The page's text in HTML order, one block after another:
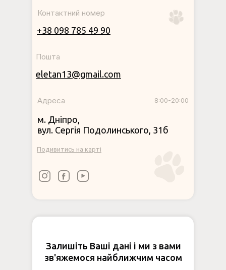
Залишіть Ваші дані і ми з вами
зв'яжемося найближчим часом
+38 098 785 49 90
Контактний номер
Пошта
eletan13@gmail.com
Подивитись на карті
8:00-20:00
Адреса
м. Дніпро,
вул. Сергія Подолинського, 31б